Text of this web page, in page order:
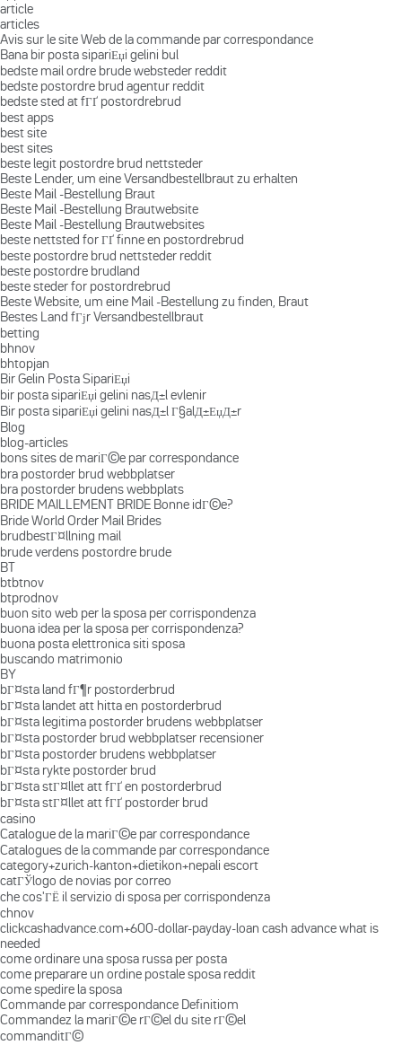
article
articles
Avis sur le site Web de la commande par correspondance
Bana bir posta sipariЕџi gelini bul
bedste mail ordre brude websteder reddit
bedste postordre brud agentur reddit
bedste sted at fГҐ postordrebrud
best apps
best site
best sites
beste legit postordre brud nettsteder
Beste Lender, um eine Versandbestellbraut zu erhalten
Beste Mail -Bestellung Braut
Beste Mail -Bestellung Brautwebsite
Beste Mail -Bestellung Brautwebsites
beste nettsted for ГҐ finne en postordrebrud
beste postordre brud nettsteder reddit
beste postordre brudland
beste steder for postordrebrud
Beste Website, um eine Mail -Bestellung zu finden, Braut
Bestes Land fГјr Versandbestellbraut
betting
bhnov
bhtopjan
Bir Gelin Posta SipariЕџi
bir posta sipariЕџi gelini nasД±l evlenir
Bir posta sipariЕџi gelini nasД±l Г§alД±ЕџД±r
Blog
blog-articles
bons sites de mariГ©e par correspondance
bra postorder brud webbplatser
bra postorder brudens webbplats
BRIDE MAILLEMENT BRIDE Bonne idГ©e?
Bride World Order Mail Brides
brudbestГ¤llning mail
brude verdens postordre brude
BT
btbtnov
btprodnov
buon sito web per la sposa per corrispondenza
buona idea per la sposa per corrispondenza?
buona posta elettronica siti sposa
buscando matrimonio
BY
bГ¤sta land fГ¶r postorderbrud
bГ¤sta landet att hitta en postorderbrud
bГ¤sta legitima postorder brudens webbplatser
bГ¤sta postorder brud webbplatser recensioner
bГ¤sta postorder brudens webbplatser
bГ¤sta rykte postorder brud
bГ¤sta stГ¤llet att fГҐ en postorderbrud
bГ¤sta stГ¤llet att fГҐ postorder brud
casino
Catalogue de la mariГ©e par correspondance
Catalogues de la commande par correspondance
category+zurich-kanton+dietikon+nepali escort
catГЎlogo de novias por correo
che cos'ГЁ il servizio di sposa per corrispondenza
chnov
clickcashadvance.com+600-dollar-payday-loan cash advance what is
needed
come ordinare una sposa russa per posta
come preparare un ordine postale sposa reddit
come spedire la sposa
Commande par correspondance Definitiom
Commandez la mariГ©e rГ©el du site rГ©el
commanditГ©